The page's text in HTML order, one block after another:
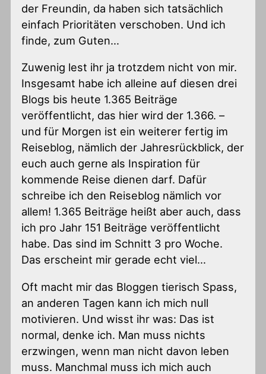
der Freundin, da haben sich tatsächlich
einfach Prioritäten verschoben. Und ich
finde, zum Guten…
Zuwenig lest ihr ja trotzdem nicht von mir.
Insgesamt habe ich alleine auf diesen drei
Blogs bis heute 1.365 Beiträge
veröffentlicht, das hier wird der 1.366. –
und für Morgen ist ein weiterer fertig im
Reiseblog, nämlich der Jahresrückblick, der
euch auch gerne als Inspiration für
kommende Reise dienen darf. Dafür
schreibe ich den Reiseblog nämlich vor
allem! 1.365 Beiträge heißt aber auch, dass
ich pro Jahr 151 Beiträge veröffentlicht
habe. Das sind im Schnitt 3 pro Woche.
Das erscheint mir gerade echt viel…
Oft macht mir das Bloggen tierisch Spass,
an anderen Tagen kann ich mich null
motivieren. Und wisst ihr was: Das ist
normal, denke ich. Man muss nichts
erzwingen, wenn man nicht davon leben
muss. Manchmal muss ich mich auch